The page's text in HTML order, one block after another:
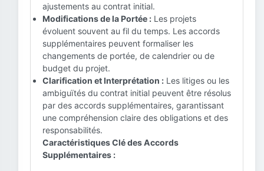
ajustements au contrat initial.
Modifications de la Portée : Les projets
évoluent souvent au fil du temps. Les accords
supplémentaires peuvent formaliser les
changements de portée, de calendrier ou de
budget du projet.
Clarification et Interprétation : Les litiges ou les
ambiguïtés du contrat initial peuvent être résolus
par des accords supplémentaires, garantissant
une compréhension claire des obligations et des
responsabilités.
Caractéristiques Clé des Accords
Supplémentaires :